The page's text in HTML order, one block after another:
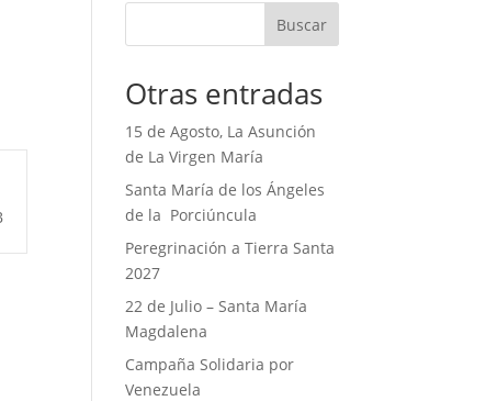
Buscar
Otras entradas
15 de Agosto, La Asunción
de La Virgen María
Santa María de los Ángeles
de la Porciúncula
Peregrinación a Tierra Santa
2027
22 de Julio – Santa María
Magdalena
Campaña Solidaria por
Venezuela